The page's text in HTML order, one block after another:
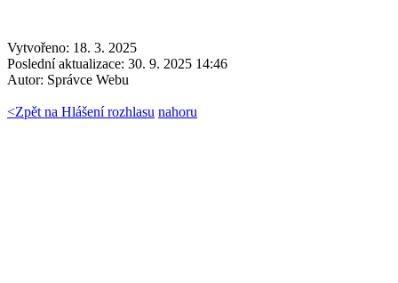
Vytvořeno: 18. 3. 2025
Poslední aktualizace: 30. 9. 2025 14:46
Autor: Správce Webu
<Zpět na Hlášení rozhlasu nahoru